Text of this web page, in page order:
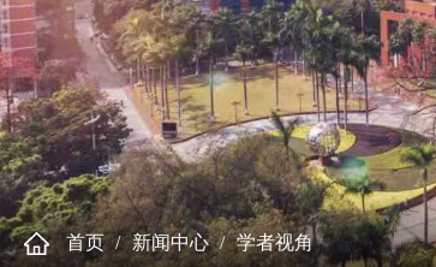
教师
教授
课题立项
成果奖励
博士后流动站
学术刊物
经院智库
学术报告
最新动态
首页 新闻中心 学者视角